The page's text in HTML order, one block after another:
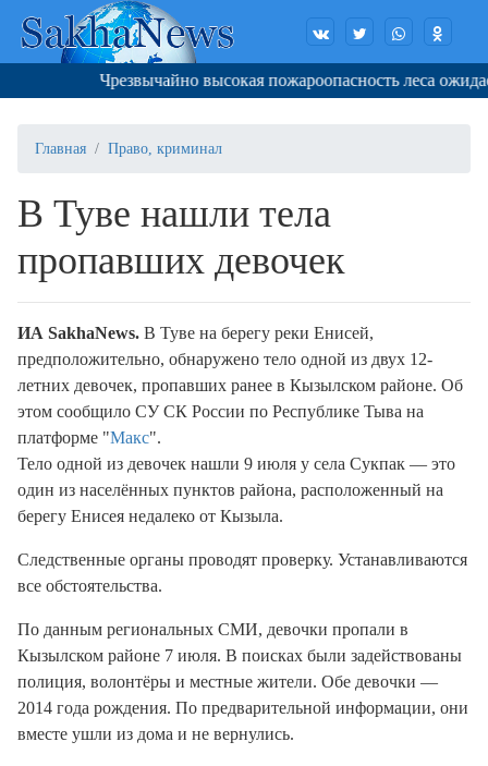
Чрезвычайно высокая пожароопасность леса
Главная Право, криминал
В Туве нашли тела
пропавших девочек
ИA SakhaNews. В Туве на берегу реки Енисей,
предположительно, обнаружено тело одной из двух 12-
летних девочек, пропавших ранее в Кызылском районе. Об
этом сообщило СУ СК России по Республике Тыва на
платформе "Макс".
Тело одной из девочек нашли 9 июля у села Сукпак — это
один из населённых пунктов района, расположенный на
берегу Енисея недалеко от Кызыла.
Следственные органы проводят проверку. Устанавливаются
все обстоятельства.
По данным региональных СМИ, девочки пропали в
Кызылском районе 7 июля. В поисках были задействованы
полиция, волонтёры и местные жители. Обе девочки —
2014 года рождения. По предварительной информации, они
вместе ушли из дома и не вернулись.